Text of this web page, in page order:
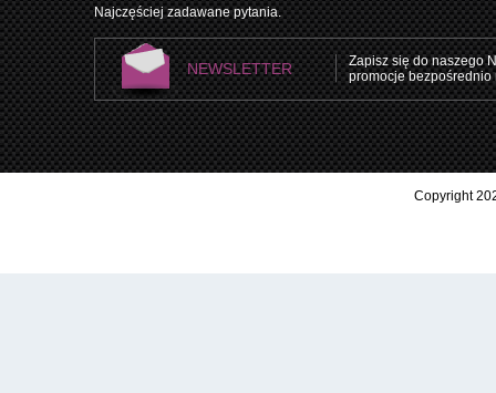
Najczęściej zadawane pytania.
NEWSLETTER
Zapisz się do naszego
promocje bezpośrednio
Copyright